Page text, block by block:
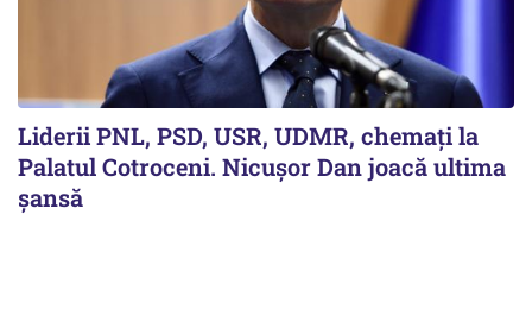
Liderii PNL, PSD, USR, UDMR, chemați la
Palatul Cotroceni. Nicușor Dan joacă ultima
șansă